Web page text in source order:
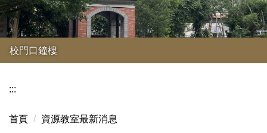
校門口鐘樓
:::
首頁 資源教室最新消息